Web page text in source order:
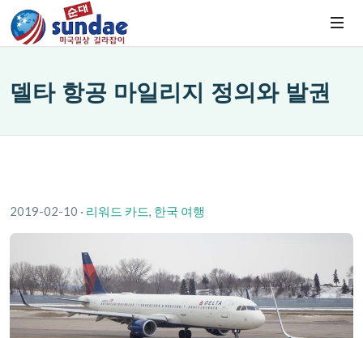
델타 항공 마일리지 정의와 발권
2019-02-10 · 리워드 카드 한국 여행